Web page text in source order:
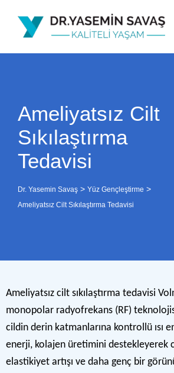
Ameliyatsız Cilt
Sıkılaştırma
Tedavisi
Dr. Yasemin Savaş > Yüz Gençleştirme >
Ameliyatsız Cilt Sıkılaştırma Tedavisi
Ameliyatsız cilt sıkılaştırma tedavisi
monopolar radyofrekans (RF)
cildin derin katmanlarına kontrollü ısı
enerji, kolajen üretimini destekleyerek
elastikiyet artışı ve daha genç bir